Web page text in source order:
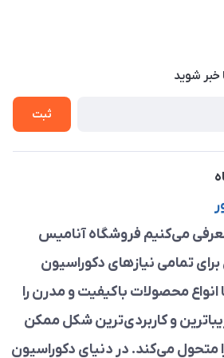
خبر شوید
ثبت
می‌کنیم فروشگاه آنامیس
تمامی نیازهای دکوراسیون
محصولات باکیفیت و مدرن را
و کاربردی‌ترین شکل ممکن
متحول می‌کند. در دنیای دکوراسیون